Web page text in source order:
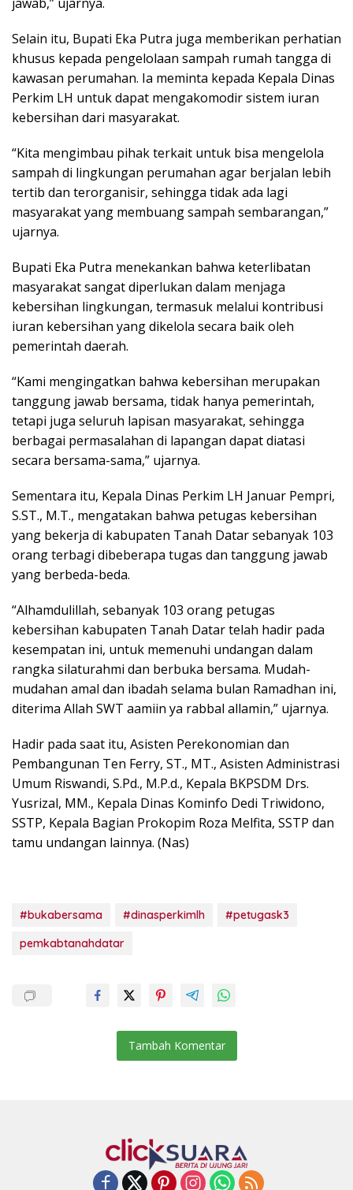
Selain itu, Bupati Eka Putra juga memberikan perhatian
khusus kepada pengelolaan sampah rumah tangga di
kawasan perumahan. Ia meminta kepada Kepala Dinas
Perkim LH untuk dapat mengakomodir sistem iuran
kebersihan dari masyarakat.
“Kita mengimbau pihak terkait untuk bisa mengelola
sampah di lingkungan perumahan agar berjalan lebih
tertib dan terorganisir, sehingga tidak ada lagi
masyarakat yang membuang sampah sembarangan,”
ujarnya.
Bupati Eka Putra menekankan bahwa keterlibatan
masyarakat sangat diperlukan dalam menjaga
kebersihan lingkungan, termasuk melalui kontribusi
iuran kebersihan yang dikelola secara baik oleh
pemerintah daerah.
“Kami mengingatkan bahwa kebersihan merupakan
tanggung jawab bersama, tidak hanya pemerintah,
tetapi juga seluruh lapisan masyarakat, sehingga
berbagai permasalahan di lapangan dapat diatasi
secara bersama-sama,” ujarnya.
Sementara itu, Kepala Dinas Perkim LH Januar Pempri,
S.ST., M.T., mengatakan bahwa petugas kebersihan
yang bekerja di kabupaten Tanah Datar sebanyak 103
orang terbagi dibeberapa tugas dan tanggung jawab
yang berbeda-beda.
“Alhamdulillah, sebanyak 103 orang petugas
kebersihan kabupaten Tanah Datar telah hadir pada
kesempatan ini, untuk memenuhi undangan dalam
rangka silaturahmi dan berbuka bersama. Mudah-
mudahan amal dan ibadah selama bulan Ramadhan ini,
diterima Allah SWT aamiin ya rabbal allamin,” ujarnya.
Hadir pada saat itu, Asisten Perekonomian dan
Pembangunan Ten Ferry, ST., MT., Asisten Administrasi
Umum Riswandi, S.Pd., M.P.d., Kepala BKPSDM Drs.
Yusrizal, MM., Kepala Dinas Kominfo Dedi Triwidono,
SSTP, Kepala Bagian Prokopim Roza Melfita, SSTP dan
tamu undangan lainnya. (Nas)
#bukabersama #dinasperkimlh
#petugask3
pemkabtanahdatar
Tambah Komentar